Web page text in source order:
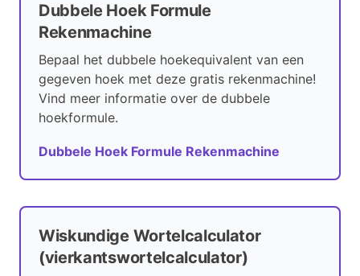
Dubbele Hoek Formule
Rekenmachine
Bepaal het dubbele hoekequivalent van een
gegeven hoek met deze gratis rekenmachine!
Vind meer informatie over de dubbele
hoekformule.
Dubbele Hoek Formule Rekenmachine
Wiskundige Wortelcalculator
(vierkantswortelcalculator)